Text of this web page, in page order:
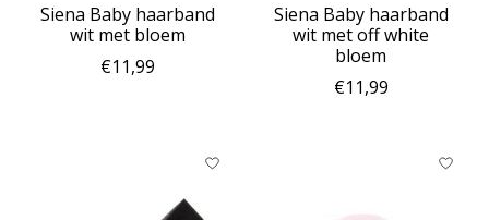
Siena Baby haarband
wit met bloem
€11,99
Siena Baby haarband
wit met off white
bloem
€11,99